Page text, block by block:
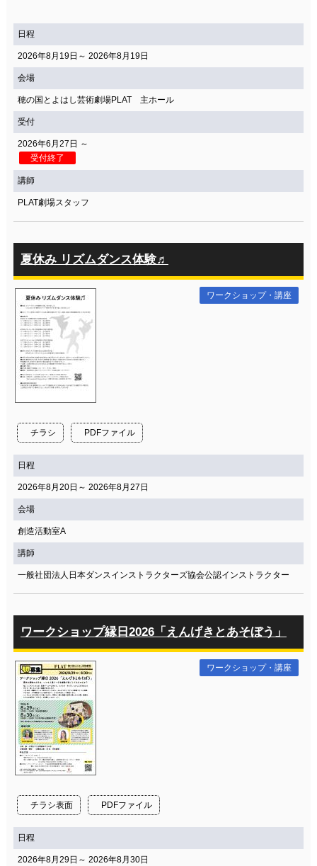
日程
2026年8月19日～ 2026年8月19日
会場
穂の国とよはし芸術劇場PLAT 主ホール
受付
2026年6月27日 ～
受付終了
講師
PLAT劇場スタッフ
夏休み リズムダンス体験♬
チラシ PDFファイル
ワークショップ・講座
日程
2026年8月20日～ 2026年8月27日
会場
創造活動室A
講師
一般社団法人日本ダンスインストラクターズ協会公認インストラクター
ワークショップ縁日2026「えんげきとあそぼう」
チラシ表面 PDFファイル
ワークショップ・講座
日程
2026年8月29日～ 2026年8月30日